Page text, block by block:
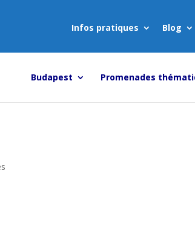
Infos pratiques
Blog
Budapest Promenades